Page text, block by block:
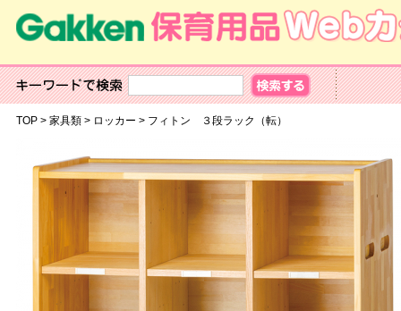
TOP> 家具類> ロッカー > フィトン ３段ラック（転）